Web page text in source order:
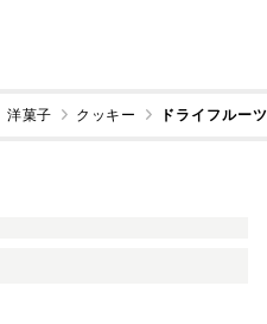
洋菓子 クッキー ドライフルー